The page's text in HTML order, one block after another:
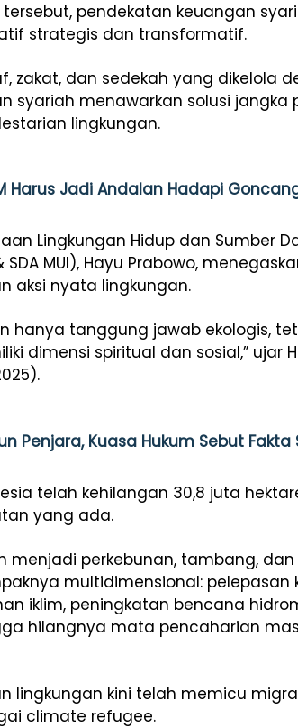
pendekatan keuangan
strategis dan transformatif.
zakat, dan sedekah yang dikelola
syariah menawarkan solusi jangka
lingkungan.
Harus Jadi Andalan Hadapi
Lingkungan Hidup dan Sumber
SDA MUI), Hayu Prabowo,
aksi nyata lingkungan.
hanya tanggung jawab ekologis,
dimensi spiritual dan sosial,” ujar
Penjara, Kuasa Hukum Sebut
telah kehilangan 30,8 juta
yang ada.
menjadi perkebunan, tambang,
multidimensional: pelepasan
iklim, peningkatan bencana
hilangnya mata pencaharian
lingkungan kini telah memicu
climate refugee.